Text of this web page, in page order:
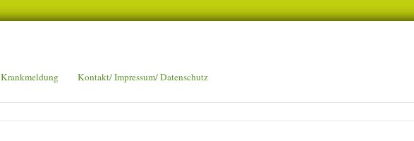
Krankmeldung Kontakt/ Impressum/ Datenschutz